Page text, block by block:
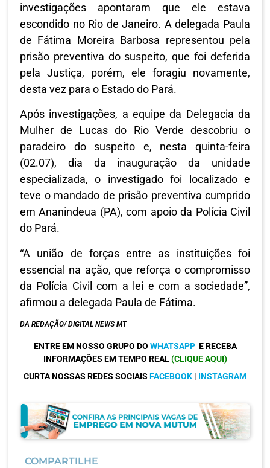
investigações apontaram que ele estava
escondido no Rio de Janeiro. A delegada Paula
de Fátima Moreira Barbosa representou pela
prisão preventiva do suspeito, que foi deferida
pela Justiça, porém, ele foragiu novamente,
desta vez para o Estado do Pará.
Após investigações, a equipe da Delegacia da
Mulher de Lucas do Rio Verde descobriu o
paradeiro do suspeito e, nesta quinta-feira
(02.07), dia da inauguração da unidade
especializada, o investigado foi localizado e
teve o mandado de prisão preventiva cumprido
em Ananindeua (PA), com apoio da Polícia Civil
do Pará.
“A união de forças entre as instituições foi
essencial na ação, que reforça o compromisso
da Polícia Civil com a lei e com a sociedade”,
afirmou a delegada Paula de Fátima.
DA REDAÇÃO/ DIGITAL NEWS MT
ENTRE EM NOSSO GRUPO DO WHATSAPP E RECEBA
INFORMAÇÕES EM TEMPO REAL(CLIQUE AQUI)
CURTA NOSSAS REDES SOCIAIS FACEBOOK | INSTAGRAM
COMPARTILHE